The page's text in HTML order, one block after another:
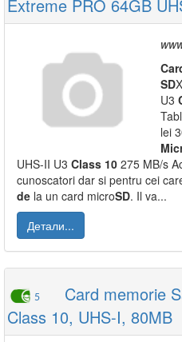
Extreme PRO 64GB
SD
U3
lei
UHS-II U3 Class 10 275 MB/s
cunoscatori dar si pentru cei
de la un card microSD. Il va...
Детали...
5
Card memorie
Class 10, UHS-I, 80MB